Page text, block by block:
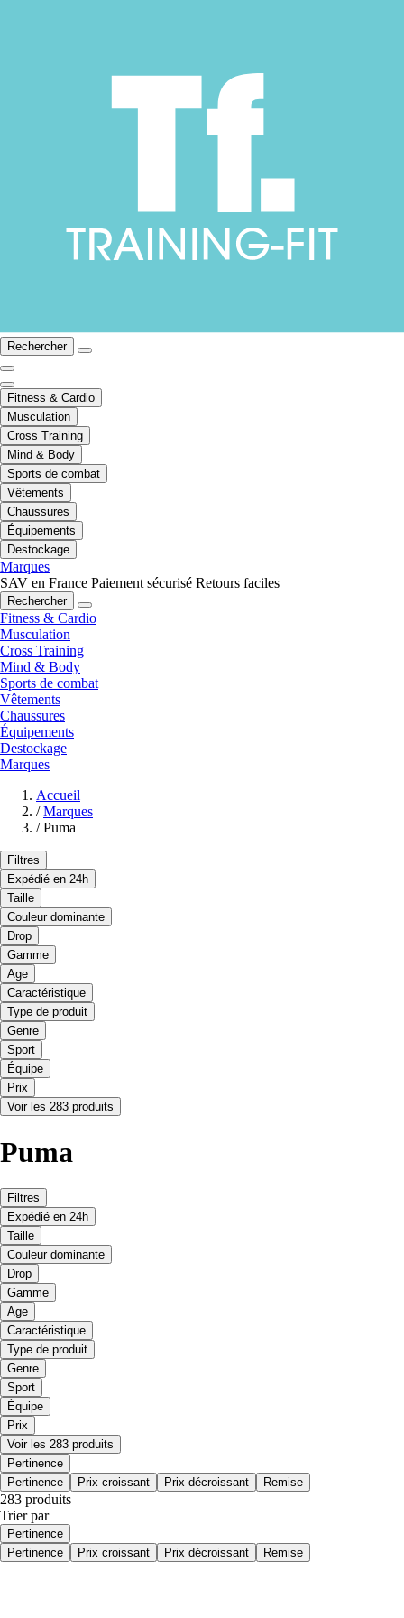
Rechercher
Fitness & Cardio
Musculation
Cross Training
Mind & Body
Sports de combat
Vêtements
Chaussures
Équipements
Destockage
Marques
SAV en France Paiement sécurisé Retours faciles
Rechercher
Fitness & Cardio
Musculation
Cross Training
Mind & Body
Sports de combat
Vêtements
Chaussures
Équipements
Destockage
Marques
Accueil
/ Marques
/ Puma
Filtres
Expédié en 24h
Taille
Couleur dominante
Drop
Gamme
Age
Caractéristique
Type de produit
Genre
Sport
Équipe
Prix
Voir les 283 produits
Puma
Filtres
Expédié en 24h
Taille
Couleur dominante
Drop
Gamme
Age
Caractéristique
Type de produit
Genre
Sport
Équipe
Prix
Voir les 283 produits
Pertinence
Pertinence
Prix croissant Prix décroissant Remise
283 produits
Trier par
Pertinence
Pertinence
Prix croissant Prix décroissant Remise